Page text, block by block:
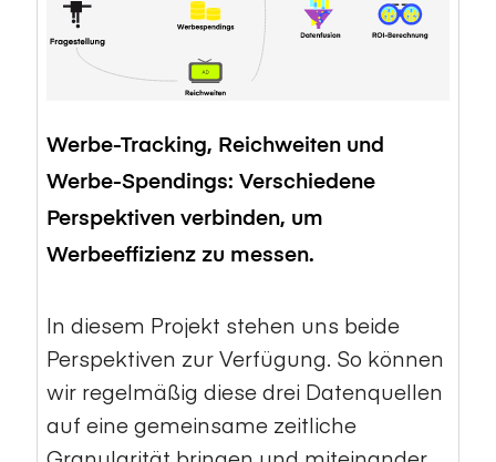
Werbe-Tracking, Reichweiten und
Werbe-Spendings: Verschiedene
Perspektiven verbinden, um
Werbeeffizienz zu messen.
In diesem Projekt stehen uns beide
Perspektiven zur Verfügung. So können
wir regelmäßig diese drei Datenquellen
auf eine gemeinsame zeitliche